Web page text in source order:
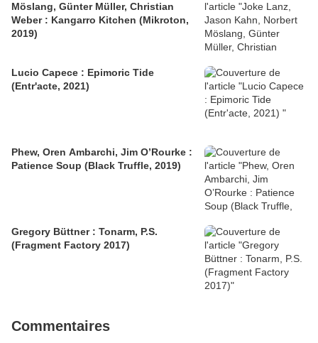
Möslang, Günter Müller, Christian
Weber : Kangarro Kitchen (Mikroton,
2019)
Lucio Capece : Epimoric Tide
(Entr'acte, 2021)
Phew, Oren Ambarchi, Jim O’Rourke :
Patience Soup (Black Truffle, 2019)
Gregory Büttner : Tonarm, P.S.
(Fragment Factory 2017)
Commentaires